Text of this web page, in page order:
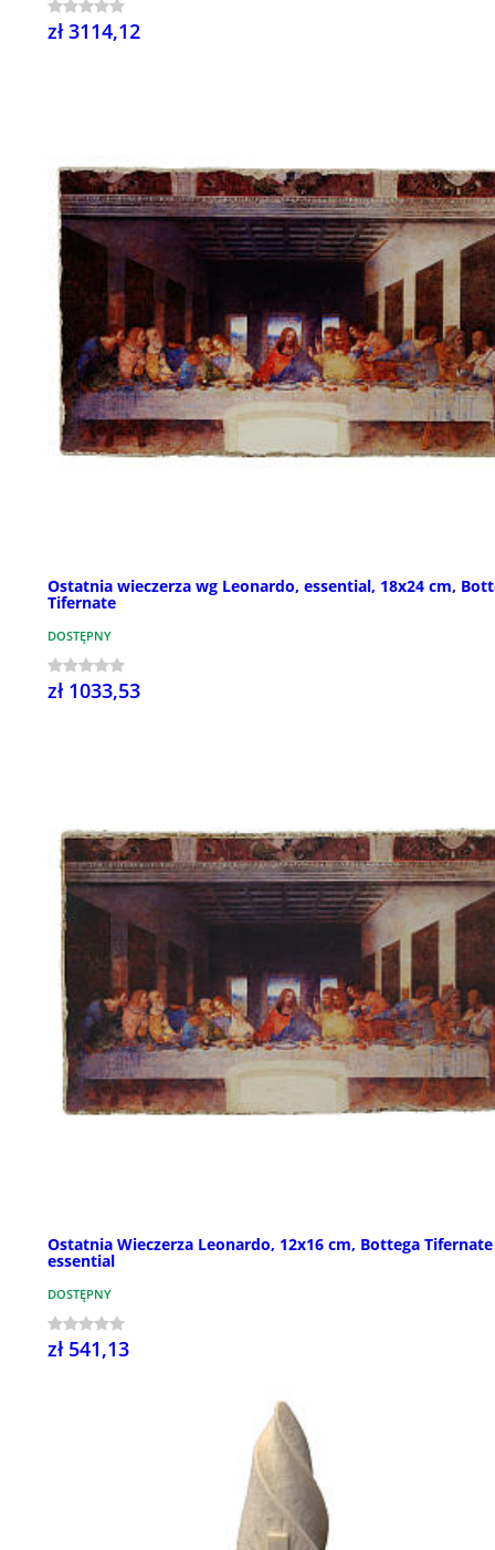
zł 3114,12
Ostatnia wieczerza wg Leonardo, essential, 18x24 cm,
Tifernate
DOSTĘPNY
zł 1033,53
Ostatnia Wieczerza Leonardo, 12x16 cm, Bottega Tifernate
essential
DOSTĘPNY
zł 541,13